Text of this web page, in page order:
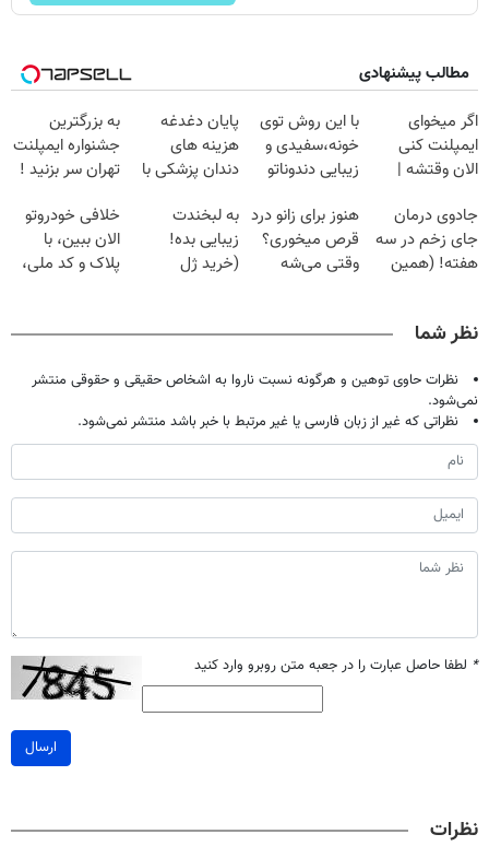
مطالب پیشنهادی
اگر میخوای
ایمپلنت کنی
الان وقتشه |
میلیون تومان!!!
با این روش توی
خونه،سفیدی و
زیبایی دندوناتو
(40%off)
پایان دغدغه
هزینه های
دندان پزشکی با
خانگی
به بزرگترین
جشنواره ایمپلنت
تهران سر بزنید !
میلیون !
جادوی درمان
جای زخم در سه
هفته! (همین
هنوز برای زانو درد
قرص میخوری؟
وقتی می‌شه
به لبخندت
زیبایی بده!
(خرید ژل
با40%تخفیف)
خلافی خودروتو
الان ببین، با
پلاک و کد ملی،
نظر شما
نظرات حاوی توهین و هرگونه نسبت ناروا به اشخاص حقیقی و حقوقی منتشر
نمی‌شود.
نظراتی که غیر از زبان فارسی یا غیر مرتبط با خبر باشد منتشر نمی‌شود.
* لطفا حاصل عبارت را در جعبه متن روبرو وارد کنید
ارسال
نظرات